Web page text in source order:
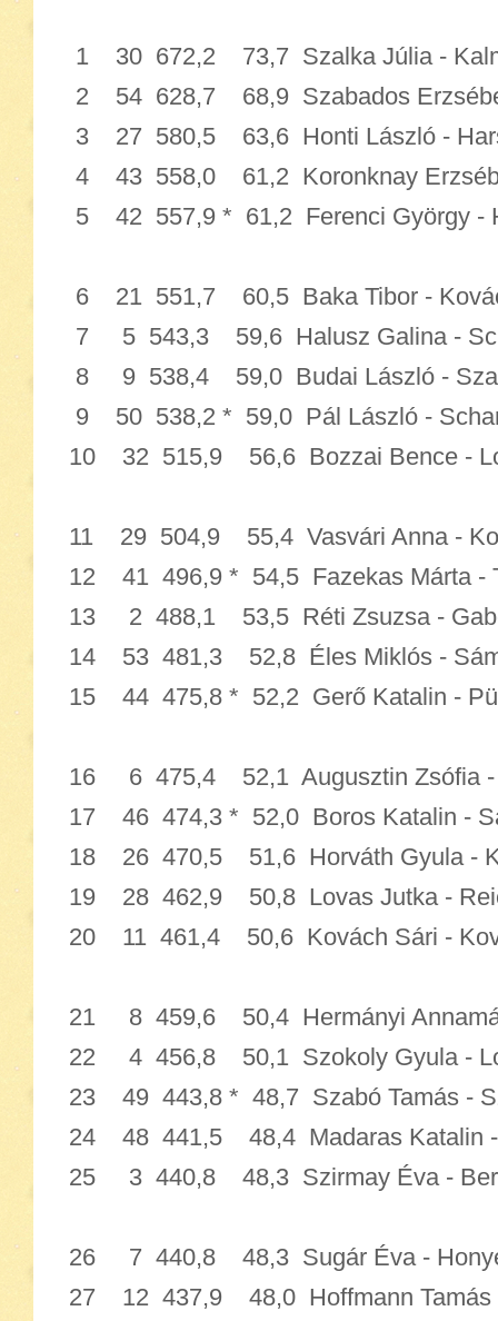
1 30 672,2 73,7 Szalka Júlia -
2 54 628,7 68,9 Szabados
3 27 580,5 63,6 Honti László -
4 43 558,0 61,2 Koronknay
5 42 557,9 * 61,2 Ferenci György
6 21 551,7 60,5 Baka Tibor -
7 5 543,3 59,6 Halusz Galina -
8 9 538,4 59,0 Budai László -
9 50 538,2 * 59,0 Pál László -
10 32 515,9 56,6 Bozzai Bence
11 29 504,9 55,4 Vasvári Anna -
12 41 496,9 * 54,5 Fazekas
13 2 488,1 53,5 Réti Zsuzsa -
14 53 481,3 52,8 Éles Miklós -
15 44 475,8 * 52,2 Gerő Katalin -
16 6 475,4 52,1 Augusztin Zsófia -
17 46 474,3 * 52,0 Boros Katalin
18 26 470,5 51,6 Horváth Gyula -
19 28 462,9 50,8 Lovas Jutka -
20 11 461,4 50,6 Kovách Sári -
21 8 459,6 50,4 Hermányi
22 4 456,8 50,1 Szokoly Gyula -
23 49 443,8 * 48,7 Szabó Tamás
24 48 441,5 48,4 Madaras Katalin -
25 3 440,8 48,3 Szirmay Éva -
26 7 440,8 48,3 Sugár Éva -
27 12 437,9 48,0 Hoffmann Tamás